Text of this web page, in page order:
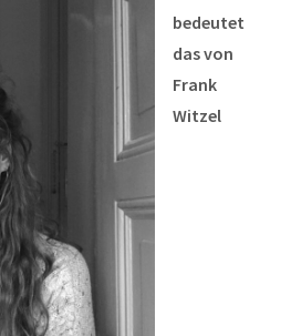
bedeutet
das von
Frank
Witzel